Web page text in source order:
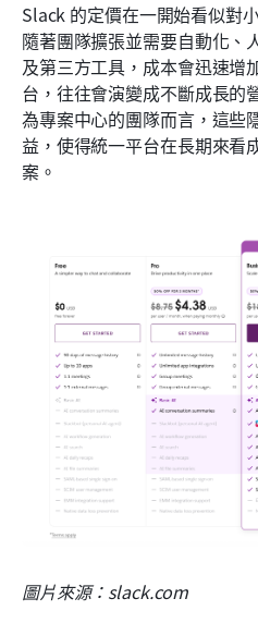
Slack 的定價在一開始看似對
隨著團隊擴張並需要自動化、
及第三方工具，成本會迅速增
台，往往會演變成不斷成長的
為專案中心的團隊而言，這些
益，使得統一平台在長期來看
案。
圖片來源：slack.com